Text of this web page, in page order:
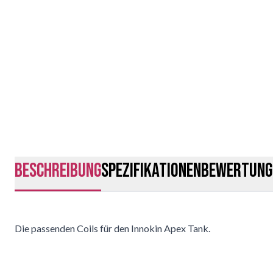
BeschreibungSpezifikationen
Die passenden Coils für den Innokin Apex Tank.